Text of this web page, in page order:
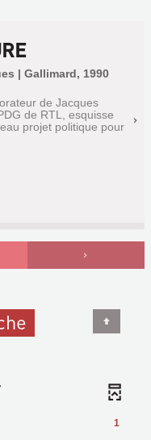
| Gallimard, 1990
de Jacques
de RTL, esquisse
projet politique pour
1